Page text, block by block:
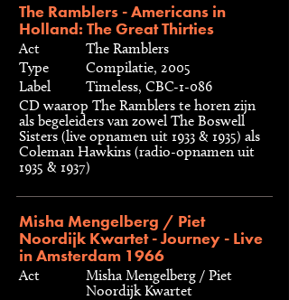
The Ramblers - Americans in
Holland: The Great Thirties
Act
The Ramblers
Type
Compilatie, 2005
Label
Timeless, CBC-1-086
CD waarop The Ramblers te horen zijn
als begeleiders van zowel The Boswell
Sisters (live opnamen uit 1933 & 1935) als
Coleman Hawkins (radio-opnamen uit
1935 & 1937)
Misha Mengelberg / Piet
Noordijk Kwartet - Journey - Live
in Amsterdam 1966
Act
Misha Mengelberg / Piet
Noordijk Kwartet